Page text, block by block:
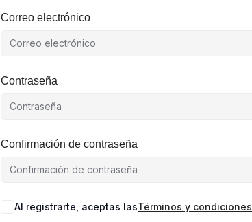
Correo electrónico
Contraseña
Confirmación de contraseña
Al registrarte, aceptas lasTérminos y condiciones